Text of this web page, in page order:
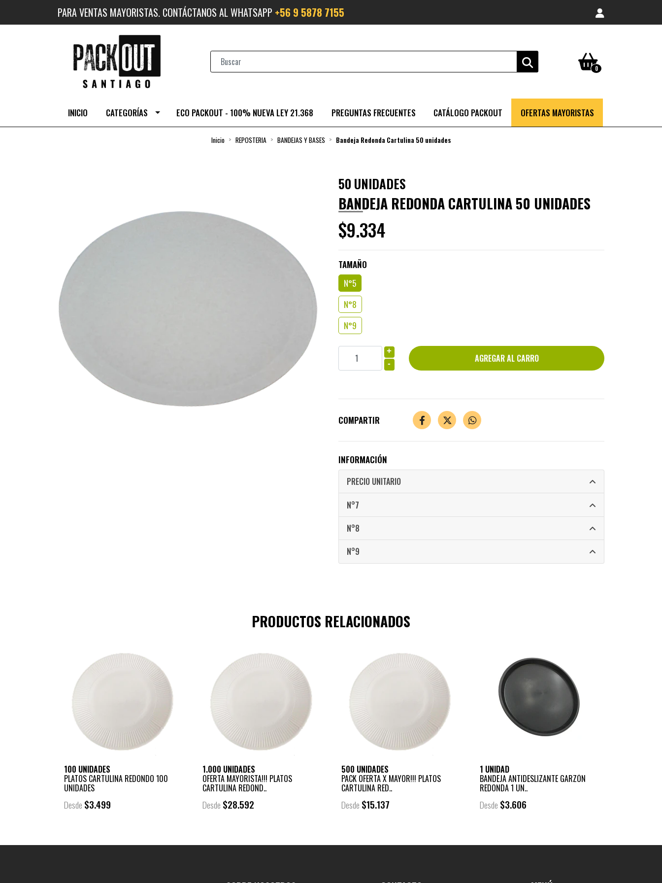
PARA VENTAS MAYORISTAS. CONTÁCTANOS AL WHATSAPP +56 9 5878 7155
0
INICIO CATEGORÍAS ECO PACKOUT - 100% NUEVA LEY 21.368 PREGUNTAS FRECUENTES CATÁLOGO PACKOUT OFERTAS MAYORISTAS
Inicio REPOSTERIA BANDEJAS Y BASES Bandeja Redonda Cartulina 50 unidades
50 UNIDADES
BANDEJA REDONDA CARTULINA 50 UNIDADES
$9.334
TAMAÑO
N°5
N°8
N°9
+
-
COMPARTIR
INFORMACIÓN
PRECIO UNITARIO
N°7
N°8
N°9
PRODUCTOS RELACIONADOS
100 UNIDADES
PLATOS CARTULINA REDONDO 100
UNIDADES
Desde $3.499
1.000 UNIDADES
OFERTA MAYORISTA!!! PLATOS
CARTULINA REDOND..
Desde $28.592
500 UNIDADES
PACK OFERTA X MAYOR!!! PLATOS
CARTULINA RED..
Desde $15.137
1 UNIDAD
BANDEJA ANTIDESLIZANTE GARZÓN
REDONDA 1 UN..
Desde $3.606